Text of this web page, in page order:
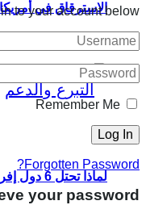
الاسترقاق في
لماذا
to your account below
Remember Me
Forgotten Password?
your password